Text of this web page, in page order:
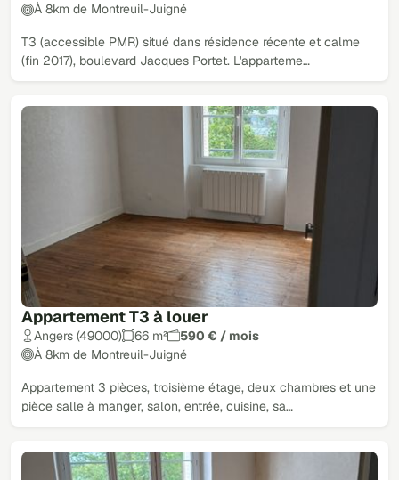
À 8km de Montreuil-Juigné
T3 (accessible PMR) situé dans résidence récente et calme
(fin 2017), boulevard Jacques Portet. L'apparteme…
Appartement T3 à louer
Angers (49000) 66 m²
590 € / mois
À 8km de Montreuil-Juigné
Appartement 3 pièces, troisième étage, deux chambres et une
pièce salle à manger, salon, entrée, cuisine, sa…